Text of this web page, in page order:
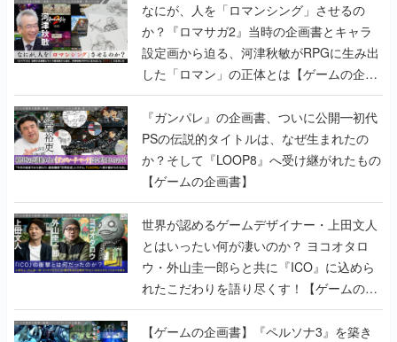
なにが、人を「ロマンシング」させるの
か？『ロマサガ2』当時の企画書とキャラ
設定画から迫る、河津秋敏がRPGに生み出
した「ロマン」の正体とは【ゲームの企画
書】
『ガンパレ』の企画書、ついに公開━初代
PSの伝説的タイトルは、なぜ生まれたの
か？そして『LOOP8』へ受け継がれたもの
【ゲームの企画書】
世界が認めるゲームデザイナー・上田文人
とはいったい何が凄いのか？ ヨコオタロ
ウ・外山圭一郎らと共に『ICO』に込めら
れたこだわりを語り尽くす！【ゲームの企
画書】
【ゲームの企画書】『ペルソナ3』を築き